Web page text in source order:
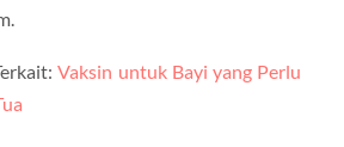
Vaksin untuk Bayi yang Perlu